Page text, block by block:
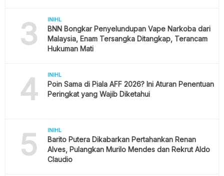
3 INIHL
BNN Bongkar Penyelundupan Vape Narkoba dari
Malaysia, Enam Tersangka Ditangkap, Terancam
Hukuman Mati
4 INIHL
Poin Sama di Piala AFF 2026? Ini Aturan Penentuan
Peringkat yang Wajib Diketahui
5 INIHL
Barito Putera Dikabarkan Pertahankan Renan
Alves, Pulangkan Murilo Mendes dan Rekrut Aldo
Claudio